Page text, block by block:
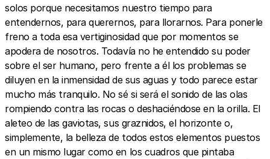
solos porque necesitamos nuestro tiempo para
entendernos, para querernos, para llorarnos. Para ponerle
freno a toda esa vertiginosidad que por momentos se
apodera de nosotros. Todavía no he entendido su poder
sobre el ser humano, pero frente a él los problemas se
diluyen en la inmensidad de sus aguas y todo parece estar
mucho más tranquilo. No sé si será el sonido de las olas
rompiendo contra las rocas o deshaciéndose en la orilla. El
aleteo de las gaviotas, sus graznidos, el horizonte o,
simplemente, la belleza de todos estos elementos puestos
en un mismo lugar como en los cuadros que pintaba